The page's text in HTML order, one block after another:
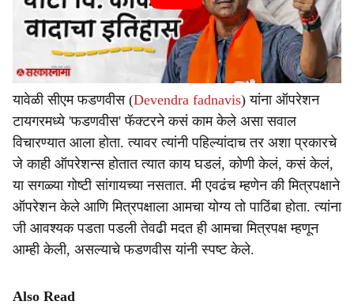
यावेळी सीएम फडणवीस (Devendra fadnavis) यांना ऑपरेशन
टायगरमध्ये 'फडणवीस' फॅक्टरने कसं काम केले असा सवाल
विचारण्यात आला होता. त्यावर त्यांनी पहिल्यांदाच तर अशा प्रकारचे
जे काही ऑपरेशन्स होतात त्यात काय घडलं, कोणी केलं, कसं केलं,
या सगळ्या गोष्टी सांगायच्या नसतात. मी एवढंच म्हणेन की मित्रपक्षाने
ऑपरेशन केले आणि मित्रपक्षाला आमचा योग्य तो पाठिंबा होता. त्यांना
जी आवश्यक पडता पडली तेवढी मदत ही आमचा मित्रपक्ष म्हणून
आम्ही केली, असल्याचे फडणवीस यांनी स्पष्ट केले.
Also Read